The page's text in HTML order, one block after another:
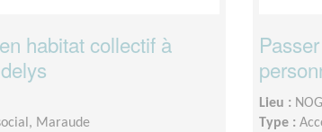
habitat collectif à
Maraude
Lieu :
Type :